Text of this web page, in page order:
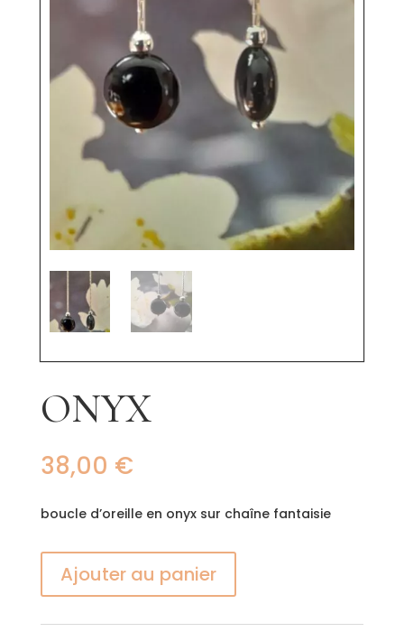
ONYX
38,00 €
boucle d’oreille en onyx sur chaîne fantaisie
Ajouter au panier